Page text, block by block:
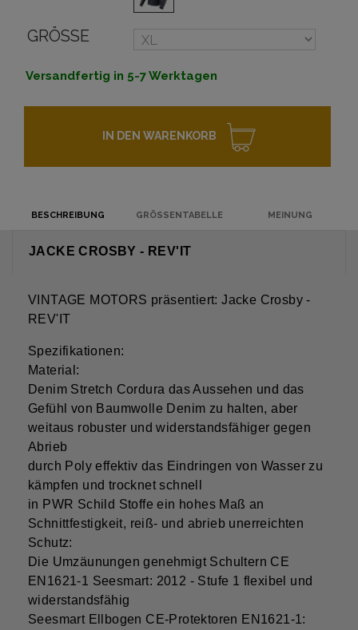
GRÖSSE
Versandfertig in 5-7 Werktagen
IN DEN WARENKORB
BESCHREIBUNG GRÖSSENTABELLE MEINUNG
JACKE CROSBY - REV'IT
VINTAGE MOTORS präsentiert: Jacke Crosby -
REV'IT
Spezifikationen:
Material:
Denim Stretch Cordura das Aussehen und das
Gefühl von Baumwolle Denim zu halten, aber
weitaus robuster und widerstandsfähiger gegen
Abrieb
durch Poly effektiv das Eindringen von Wasser zu
kämpfen und trocknet schnell
in PWR Schild Stoffe ein hohes Maß an
Schnittfestigkeit, reiß- und abrieb unerreichten
Schutz:
Die Umzäunungen genehmigt Schultern CE
EN1621-1 Seesmart: 2012 - Stufe 1 flexibel und
widerstandsfähig
Seesmart Ellbogen CE-Protektoren EN1621-1: